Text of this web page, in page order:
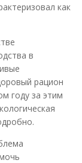
как
в
рацион
году за этим